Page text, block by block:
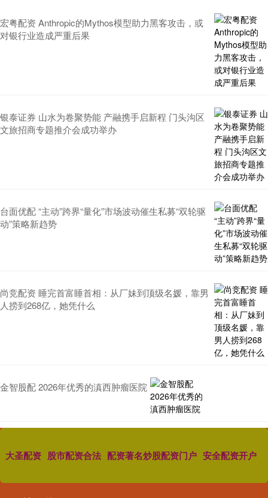
宏粤配资 Anthropic的Mythos模型助力黑客攻击，或
对银行业造成严重后果
银泰证券 山水为卷聚势能 产融携手启新程 门头沟区
文旅招商专题推介会成功举办
台面优配 “主动”跨界“量化”市场波动催生私募“双轮驱
动”策略新趋势
尚竞配资 睡完首富睡首相：从厂妹到顶级名媛，靠男
人捞到268亿，她凭什么
金智股配 2026年优秀的滇西肿瘤医院
大圣配资 股市配资合法 配资著名炒股配资门户 安全配资开户